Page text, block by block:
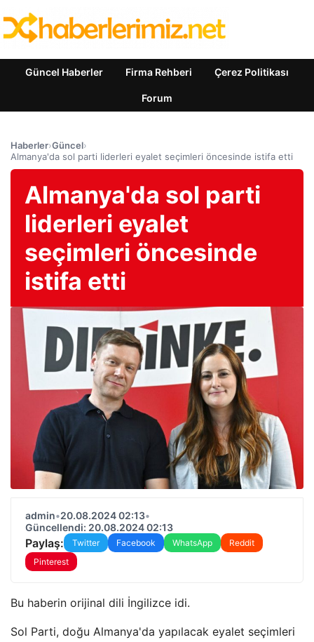
Güncel Haberler Firma Rehberi Çerez Politikası
Forum
Haberler›Güncel›
Almanya'da sol parti liderleri eyalet seçimleri öncesinde istifa etti
Almanya'da sol parti
liderleri eyalet
seçimleri öncesinde
istifa etti
admin•20.08.2024 02:13•
Güncellendi: 20.08.2024 02:13
Paylaş: Twitter Facebook WhatsApp
Reddit
Pinterest
Bu haberin orijinal dili İngilizce idi.
Sol Parti, doğu Almanya'da yapılacak eyalet seçimleri